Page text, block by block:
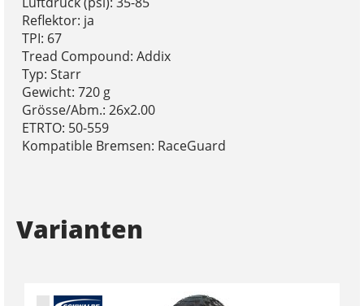
Reflektor: ja
TPI: 67
Tread Compound: Addix
Typ: Starr
Gewicht: 720 g
Grösse/Abm.: 26x2.00
ETRTO: 50-559
Kompatible Bremsen: RaceGuard
Varianten